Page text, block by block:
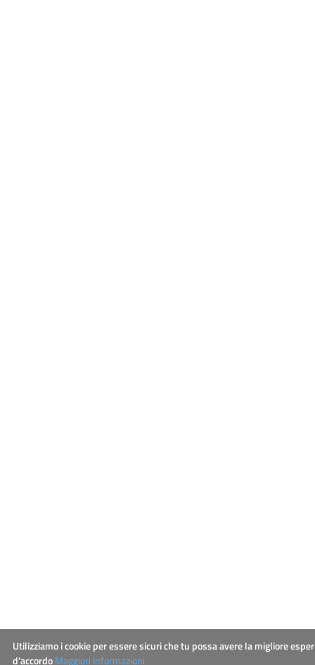
Utilizziamo i cookie per essere sicuri che tu possa avere la migliore
d’accordoMaggiori Informazioni